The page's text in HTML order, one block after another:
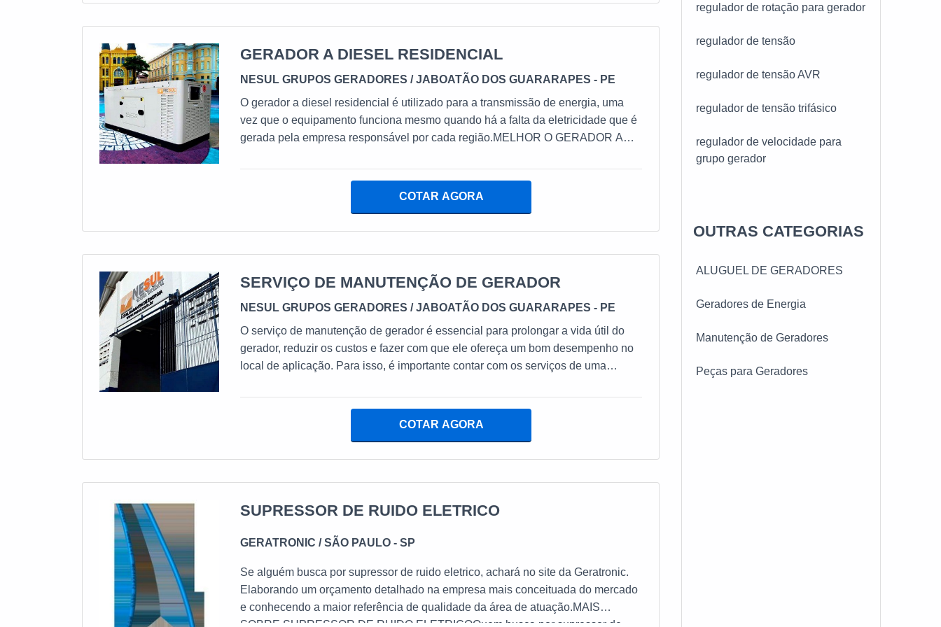
garante uma entrega de excelência de ponta a ponta....
GERADOR A DIESEL RESIDENCIAL
NESUL GRUPOS GERADORES / JABOATÃO DOS GUARARAPES - PE
O gerador a diesel residencial é utilizado para a transmissão de energia, uma
vez que o equipamento funciona mesmo quando há a falta da eletricidade que é
gerada pela empresa responsável por cada região.MELHOR O GERADOR A
as características necessárias para serem utilizados em residências,
principalmente nas que contam com muitos aparelhos elétricos. Conheça alguns
COTAR AGORA
SERVIÇO DE MANUTENÇÃO DE GERADOR
NESUL GRUPOS GERADORES / JABOATÃO DOS GUARARAPES - PE
O serviço de manutenção de gerador é essencial para prolongar a vida útil do
gerador, reduzir os custos e fazer com que ele ofereça um bom desempenho no
local de aplicação. Para isso, é importante contar com os serviços de uma
SOBRE MANUTENÇÃO DE GERADOR Vale ressaltar a importância do uso de
acessórios de alta qualidade em conserto de geradores. Isso porque essa
COTAR AGORA
SUPRESSOR DE RUIDO ELETRICO
GERATRONIC / SÃO PAULO - SP
Se alguém busca por supressor de ruido eletrico, achará no site da Geratronic.
Elaborando um orçamento detalhado na empresa mais conceituada do mercado
e conhecendo a maior referência de qualidade da área de atuação.MAIS
regulador de rotação para gerador
regulador de tensão
regulador de tensão AVR
regulador de tensão trifásico
regulador de velocidade para
grupo gerador
OUTRAS CATEGORIAS
ALUGUEL DE GERADORES
Geradores de Energia
Manutenção de Geradores
Peças para Geradores